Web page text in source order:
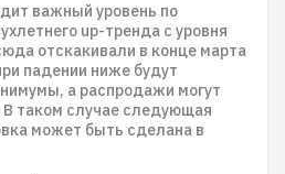
важный уровень по
up-тренда с уровня
отскакивали в конце марта
падении ниже будут
а распродажи могут
В таком случае следующая
может быть сделана в